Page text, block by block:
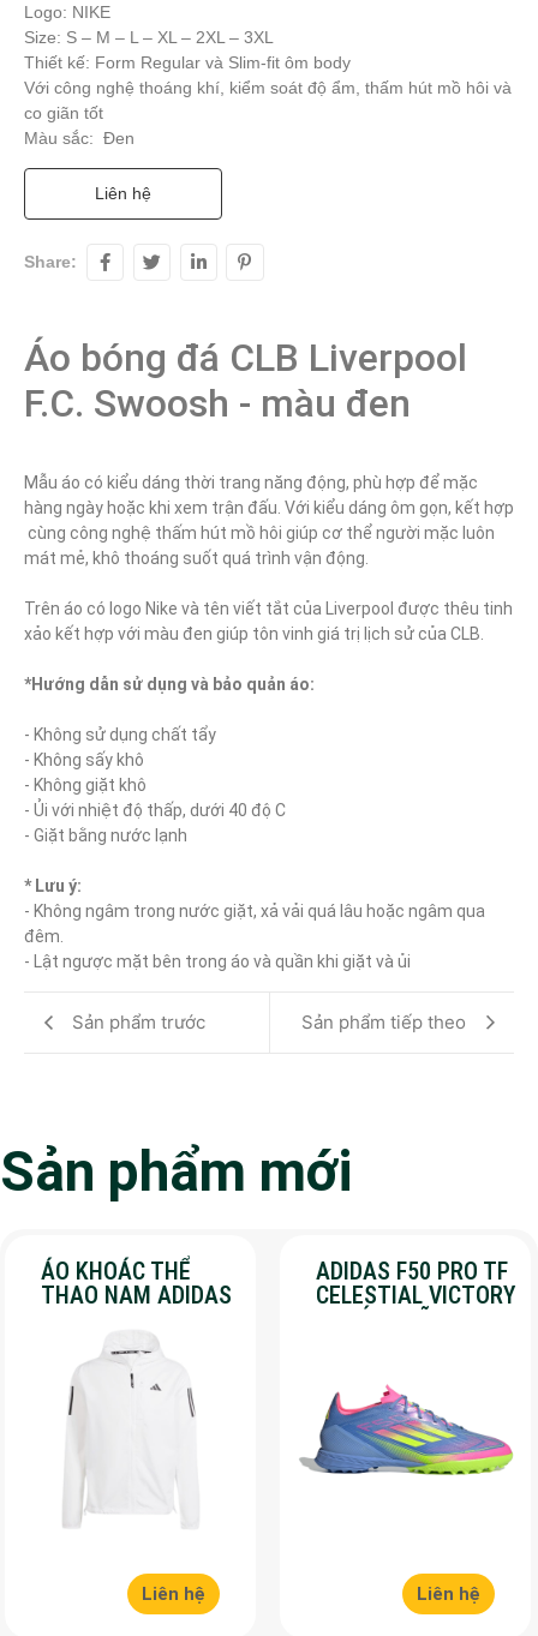
Logo: NIKE
Size: S – M – L – XL – 2XL – 3XL
Thiết kế: Form Regular và Slim-fit ôm body
Với công nghệ thoáng khí, kiểm soát độ ẩm, thấm hút mồ hôi và
co giãn tốt
Màu sắc: Đen
Liên hệ
Share:
Áo bóng đá CLB Liverpool
F.C. Swoosh - màu đen
Mẫu áo có kiểu dáng thời trang năng động, phù hợp để mặc
hàng ngày hoặc khi xem trận đấu. Với kiểu dáng ôm gọn, kết hợp
cùng công nghệ thấm hút mồ hôi giúp cơ thể người mặc luôn
mát mẻ, khô thoáng suốt quá trình vận động.
Trên áo có logo Nike và tên viết tắt của Liverpool được thêu tinh
xảo kết hợp với màu đen giúp tôn vinh giá trị lịch sử của CLB.
*Hướng dẫn sử dụng và bảo quản áo:
- Không sử dụng chất tẩy
- Không sấy khô
- Không giặt khô
- Ủi với nhiệt độ thấp, dưới 40 độ C
- Giặt bằng nước lạnh
* Lưu ý:
- Không ngâm trong nước giặt, xả vải quá lâu hoặc ngâm qua
đêm.
- Lật ngược mặt bên trong áo và quần khi giặt và ủi
Sản phẩm trước Sản phẩm tiếp theo
Sản phẩm mới
ÁO KHOÁC THỂ
THAO NAM ADIDAS
MÀU TRẮNG
Liên hệ
ADIDAS F50 PRO TF
CELESTIAL VICTORY
– CHÍNH HÃNG –
Liên hệ